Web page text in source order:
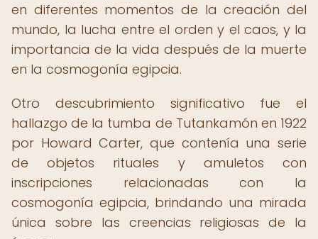
en diferentes momentos de la creación del
mundo, la lucha entre el orden y el caos, y la
importancia de la vida después de la muerte
en la cosmogonía egipcia.
Otro descubrimiento significativo fue el
hallazgo de la tumba de Tutankamón en 1922
por Howard Carter, que contenía una serie
de objetos rituales y amuletos con
inscripciones relacionadas con la
cosmogonía egipcia, brindando una mirada
única sobre las creencias religiosas de la